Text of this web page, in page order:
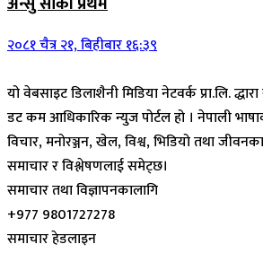
२०८१ चैत्र २१, बिहीबार १६:३९
यो वेबसाइट डिलाशैनी मिडिया नेटवर्क प्रा.लि.
डट कम आधिकारिक न्युज पोर्टल हो । नेपाली
विचार, मनोरञ्जन, खेल, विश्व, भिडियो तथा
समाचार र विश्लेषणलाई समेट्छ।
समाचार तथा विज्ञापनकालागि
+977 9801727278
समाचार हेडलाइन